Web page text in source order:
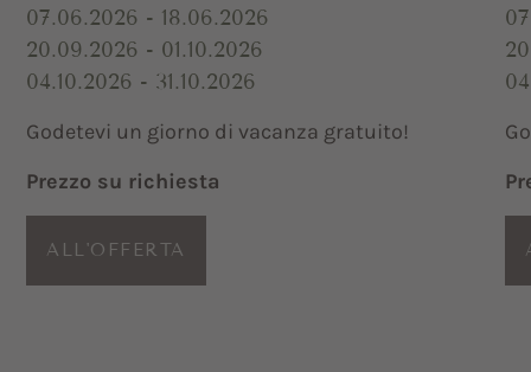
07.06.2026 - 18.06.2026
20.09.2026 - 01.10.2026
04.10.2026 - 31.10.2026
Godetevi un giorno di vacanza gratuito!
Prezzo su richiesta
ALL'OFFERTA